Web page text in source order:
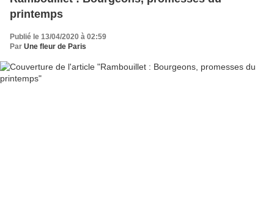
printemps
Publié le 13/04/2020 à 02:59
Par Une fleur de Paris